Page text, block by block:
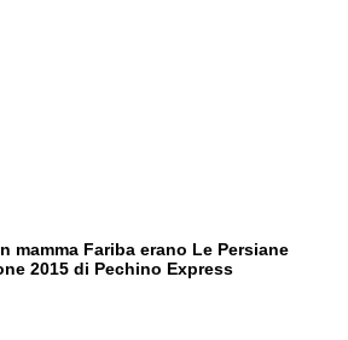
mamma Fariba erano Le Persiane
2015 di Pechino Express